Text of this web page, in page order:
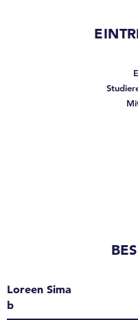
Loreen Sima
b